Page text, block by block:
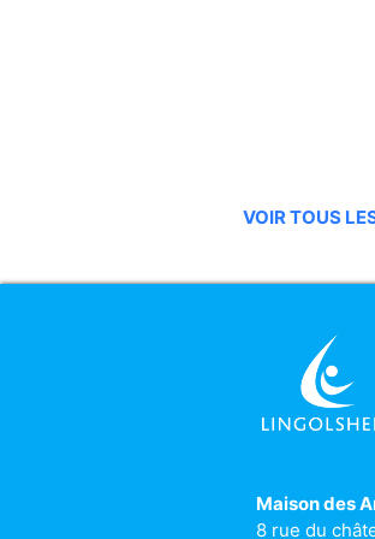
VOIR TOUS
Maison des
8 rue du